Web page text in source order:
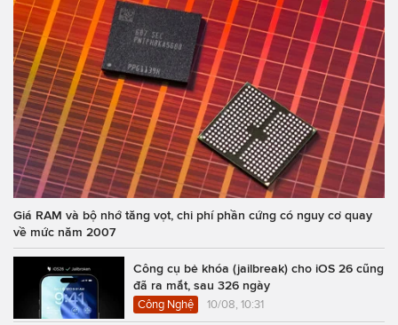
Giá RAM và bộ nhớ tăng vọt, chi phí phần cứng có nguy cơ quay
về mức năm 2007
Công cụ bẻ khóa (jailbreak) cho iOS 26 cũng
đã ra mắt, sau 326 ngày
Công Nghệ 10/08, 10:31